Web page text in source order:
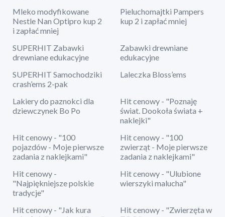
Mleko modyfikowane
Nestle Nan Optipro kup 2
i zapłać mniej
Pieluchomajtki Pampers
kup 2 i zapłać mniej
SUPERHIT Zabawki
drewniane edukacyjne
Zabawki drewniane
edukacyjne
SUPERHIT Samochodziki
crash’ems 2-pak
Laleczka Bloss’ems
Lakiery do paznokci dla
dziewczynek Bo Po
Hit cenowy - "Poznaję
świat. Dookoła świata +
naklejki"
Hit cenowy - "100
pojazdów - Moje pierwsze
zadania z naklejkami"
Hit cenowy - "100
zwierząt - Moje pierwsze
zadania z naklejkami"
Hit cenowy -
"Najpiękniejsze polskie
tradycje"
Hit cenowy - "Ulubione
wierszyki malucha"
Hit cenowy - "Jak kura
Hit cenowy - "Zwierzęta w